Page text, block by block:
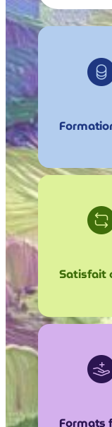
Satisfait
Formats